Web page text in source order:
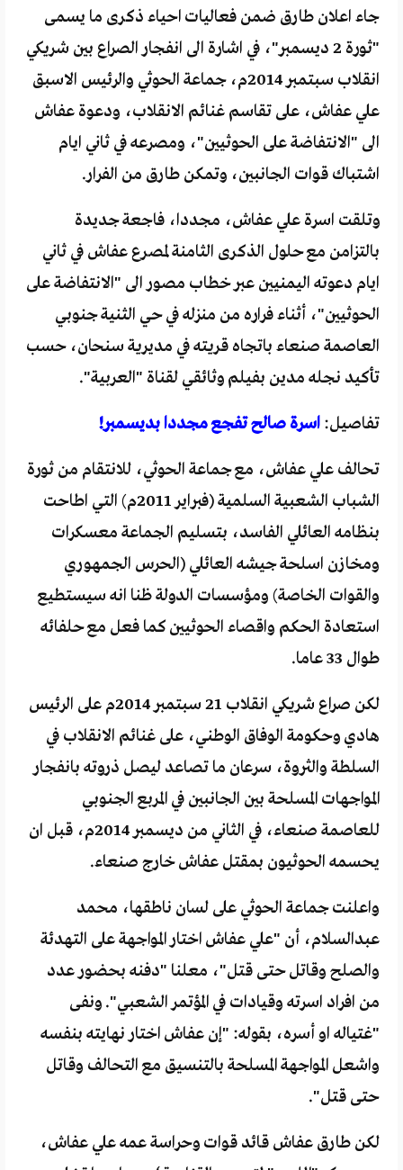
جاء اعلان طارق ضمن فعاليات احياء ذكرى ما يسمى
"ثورة 2 ديسمبر"، في اشارة الى انفجار الصراع بين شريكي
انقلاب سبتمبر 2014م، جماعة الحوثي والرئيس الاسبق
علي عفاش، على تقاسم غنائم الانقلاب، ودعوة عفاش
الى "الانتفاضة على الحوثيين"، ومصرعه في ثاني ايام
اشتباك قوات الجانبين، وتمكن طارق من الفرار.
وتلقت اسرة علي عفاش، مجددا، فاجعة جديدة
بالتزامن مع حلول الذكرى الثامنة لمصرع عفاش في ثاني
ايام دعوته اليمنيين عبر خطاب مصور الى "الانتفاضة على
الحوثيين"، أثناء فراره من منزله في حي الثنية جنوبي
العاصمة صنعاء باتجاه قريته في مديرية سنحان، حسب
تأكيد نجله مدين بفيلم وثائقي لقناة "العربية".
تفاصيل: اسرة صالح تفجع مجددا بديسمبر!
تحالف علي عفاش، مع جماعة الحوثي، للانتقام من ثورة
الشباب الشعبية السلمية (فبراير 2011م) التي اطاحت
بنظامه العائلي الفاسد، بتسليم الجماعة معسكرات
ومخازن اسلحة جيشه العائلي (الحرس الجمهوري
والقوات الخاصة) ومؤسسات الدولة ظنا انه سيستطيع
استعادة الحكم واقصاء الحوثيين كما فعل مع حلفائه
طوال 33 عاما.
لكن صراع شريكي انقلاب 21 سبتمبر 2014م على الرئيس
هادي وحكومة الوفاق الوطني، على غنائم الانقلاب في
السلطة والثروة، سرعان ما تصاعد ليصل ذروته بانفجار
المواجهات المسلحة بين الجانبين في المربع الجنوبي
للعاصمة صنعاء، في الثاني من ديسمبر 2014م، قبل ان
يحسمه الحوثيون بمقتل عفاش خارج صنعاء.
واعلنت جماعة الحوثي على لسان ناطقها، محمد
عبدالسلام، أن "علي عفاش اختار المواجهة على التهدئة
والصلح وقاتل حتى قتل"، معلنا "دفنه بحضور عدد
من افراد اسرته وقيادات في المؤتمر الشعبي". ونفى
"غتياله او أسره، بقوله: "إن عفاش اختار نهايته بنفسه
واشعل المواجهة المسلحة بالتنسيق مع التحالف وقاتل
حتى قتل".
لكن طارق عفاش قائد قوات وحراسة عمه علي عفاش،